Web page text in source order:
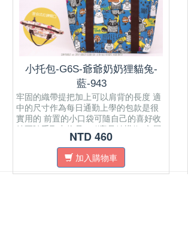
小托包-G6S-爺爺奶奶狸貓兔-
藍-943
牢固的織帶提把加上可以肩背的長度 適
中的尺寸作為每日通勤上學的包款是很
實用的 前置的小口袋可隨自己的喜好收
納要隨手取出物品． //產品結構// 內層
有一個開放式內袋 ​一個拉鍊式暗袋 正面
有開放式口袋 肩帶為純棉織帶 面料材質
為防水布拉鍊密合開口 可置放A4紙
NTD 460
加入購物車